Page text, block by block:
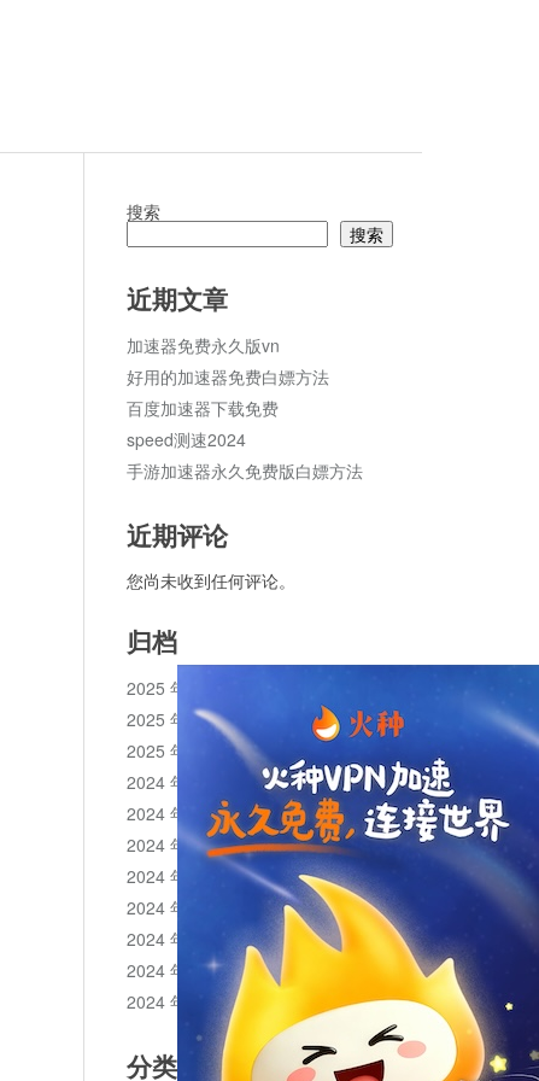
搜索
搜索
近期文章
加速器免费永久版vn
好用的加速器免费白嫖方法
百度加速器下载免费
speed测速2024
手游加速器永久免费版白嫖方法
近期评论
您尚未收到任何评论。
归档
2025 年 11 月
2025 年 10 月
2025 年 1 月
2024 年 12 月
2024 年 11 月
2024 年 10 月
2024 年 9 月
2024 年 8 月
2024 年 7 月
2024 年 6 月
2024 年 5 月
分类目录